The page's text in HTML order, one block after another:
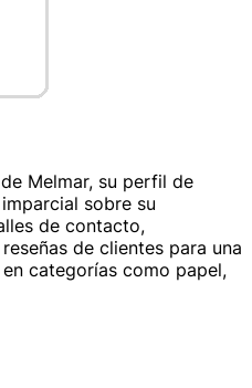
Melmar, su perfil de
sobre su
de contacto,
de clientes para una
categorías como papel,